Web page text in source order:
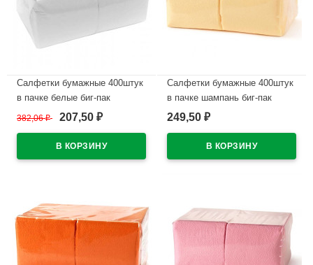
Салфетки бумажные 400штук
в пачке белые биг-пак
В наличии
382,06₽ 207,50 ₽
Салфетки бумажные 400штук
в пачке шампань биг-пак
В наличии
249,50 ₽